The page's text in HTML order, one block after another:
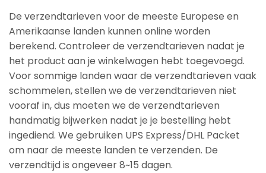
De verzendtarieven voor de meeste Europese en
Amerikaanse landen kunnen online worden
berekend. Controleer de verzendtarieven nadat je
het product aan je winkelwagen hebt toegevoegd.
Voor sommige landen waar de verzendtarieven vaak
schommelen, stellen we de verzendtarieven niet
vooraf in, dus moeten we de verzendtarieven
handmatig bijwerken nadat je je bestelling hebt
ingediend. We gebruiken UPS Express/DHL Packet
om naar de meeste landen te verzenden. De
verzendtijd is ongeveer 8~15 dagen.